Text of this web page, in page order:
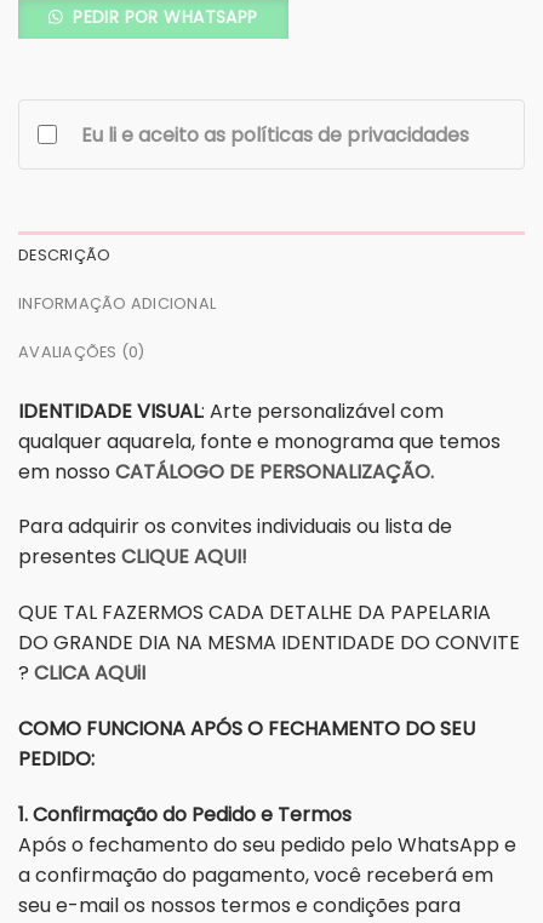
PEDIR POR WHATSAPP
Eu li e aceito as políticas de privacidades
DESCRIÇÃO
INFORMAÇÃO ADICIONAL
AVALIAÇÕES (0)
IDENTIDADE VISUAL: Arte personalizável com
qualquer aquarela, fonte e monograma que temos
em nossoCATÁLOGO DE PERSONALIZAÇÃO.
Para adquirir os convites individuais ou lista de
presentes CLIQUE AQUI!
QUE TAL FAZERMOS CADA DETALHE DA PAPELARIA
DO GRANDE DIA NA MESMA IDENTIDADE DO CONVITE
? CLICA AQUiI
COMO FUNCIONA APÓS O FECHAMENTO DO SEU
PEDIDO:
1. Confirmação do Pedido e Termos
Após o fechamento do seu pedido pelo WhatsApp e
a confirmação do pagamento, você receberá em
seu e-mail os nossos termos e condições para